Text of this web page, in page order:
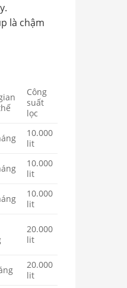
là chậm
Công
suất
lọc
10.000
lit
10.000
lit
10.000
lit
20.000
lit
20.000
lit